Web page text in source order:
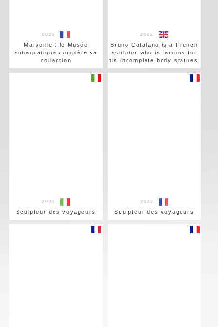
2022
Marseille : le Musée
subaquatique complète sa
collection
2022
Bruno Catalano is a French
sculptor who is famous for
his incomplete body statues.
2022
Sculpteur des voyageurs
2022
Sculpteur des voyageurs